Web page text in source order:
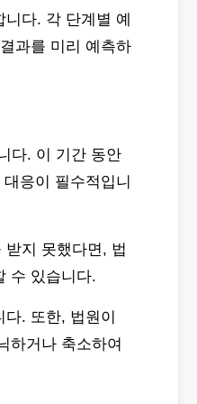
다. 각 단계별 예
과를 미리 예측하
다. 이 기간 동안
응이 필수적입니
지 못했다면, 법
수 있습니다.
. 또한, 법원이
하거나 축소하여